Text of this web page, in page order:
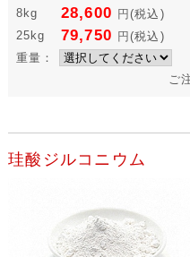
8kg
28,600 円(税込)
25kg
79,750 円(税込)
重量：
ご
珪酸ジルコニウム